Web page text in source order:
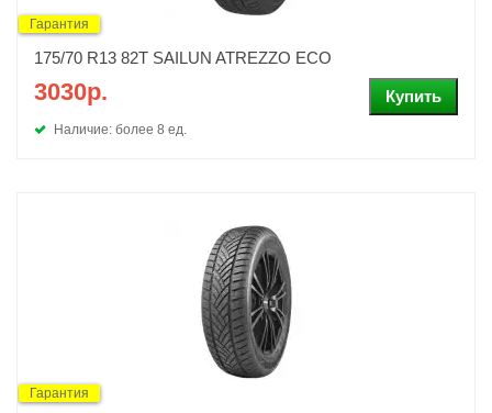
Гарантия
175/70 R13 82T SAILUN ATREZZO ECO
3030р.
Наличие: более 8 ед.
Гарантия